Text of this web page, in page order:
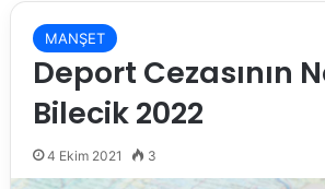
MANŞET
Deport Cezasının
Bilecik 2022
4 Ekim 2021 3